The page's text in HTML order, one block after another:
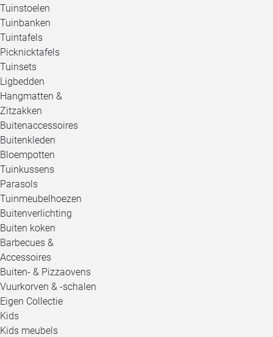
Tuinstoelen
Tuinbanken
Tuintafels
Picknicktafels
Tuinsets
Ligbedden
Hangmatten &
Zitzakken
Buitenaccessoires
Buitenkleden
Bloempotten
Tuinkussens
Parasols
Tuinmeubelhoezen
Buitenverlichting
Buiten koken
Barbecues &
Accessoires
Buiten- & Pizzaovens
Vuurkorven & -schalen
Eigen Collectie
Kids
Kids meubels